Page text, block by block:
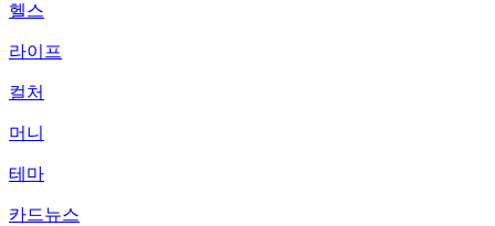
헬스
라이프
컬처
머니
테마
카드뉴스